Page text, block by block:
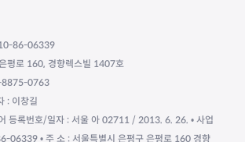
86-06339
평로 160, 경향렉스빌 1407호
8875-0763
: 이창길
등록번호/일자 : 서울 아 02711 / 2013. 6. 26. • 사업
06339 • 주 소 : 서울특별시 은평구 은평로 160 경향